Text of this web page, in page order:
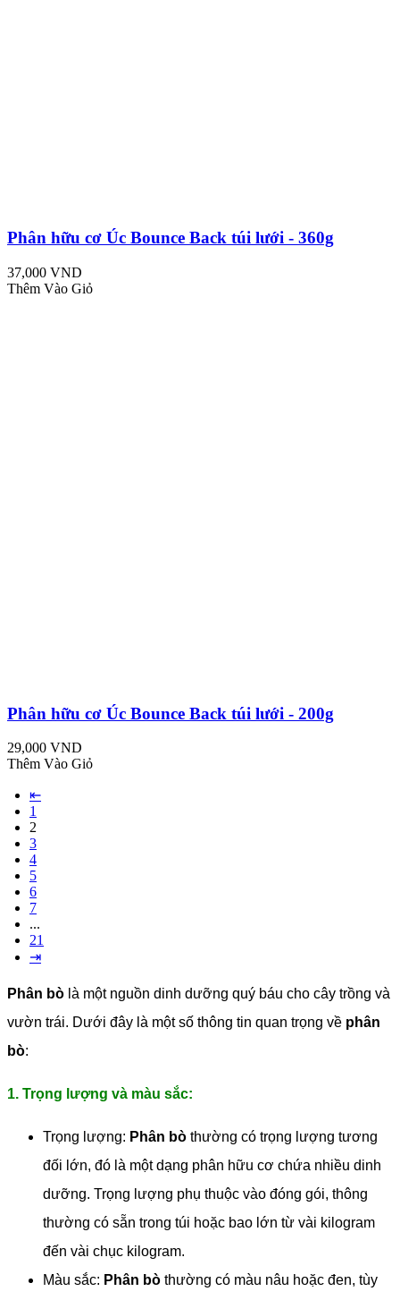
Phân hữu cơ Úc Bounce Back túi lưới - 360g
37,000 VND
Thêm Vào Giỏ
Phân hữu cơ Úc Bounce Back túi lưới - 200g
29,000 VND
Thêm Vào Giỏ
⇤
1
2
3
4
5
6
7
...
21
⇥
Phân bò là một nguồn dinh dưỡng quý báu cho cây trồng và
vườn trái. Dưới đây là một số thông tin quan trọng về phân
bò:
1. Trọng lượng và màu sắc:
Trọng lượng: Phân bò thường có trọng lượng tương
đối lớn, đó là một dạng phân hữu cơ chứa nhiều dinh
dưỡng. Trọng lượng phụ thuộc vào đóng gói, thông
thường có sẵn trong túi hoặc bao lớn từ vài kilogram
đến vài chục kilogram.
Màu sắc: Phân bò thường có màu nâu hoặc đen, tùy